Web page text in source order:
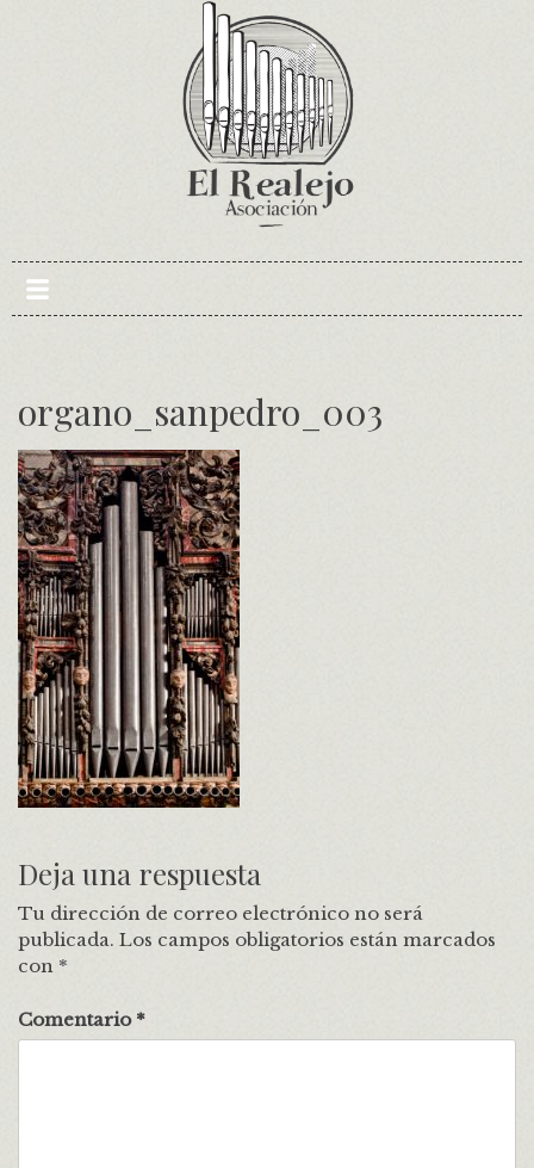
organo_sanpedro_003
Deja una respuesta
Tu dirección de correo electrónico no será
publicada. Los campos obligatorios están marcados
con *
Comentario *